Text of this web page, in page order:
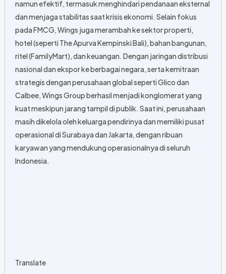
namun efektif, termasuk menghindari pendanaan eksternal
dan menjaga stabilitas saat krisis ekonomi. Selain fokus
pada FMCG, Wings juga merambah ke sektor properti,
hotel (seperti The Apurva Kempinski Bali), bahan bangunan,
ritel (FamilyMart), dan keuangan. Dengan jaringan distribusi
nasional dan ekspor ke berbagai negara, serta kemitraan
strategis dengan perusahaan global seperti Glico dan
Calbee, Wings Group berhasil menjadi konglomerat yang
kuat meskipun jarang tampil di publik. Saat ini, perusahaan
masih dikelola oleh keluarga pendirinya dan memiliki pusat
operasional di Surabaya dan Jakarta, dengan ribuan
karyawan yang mendukung operasionalnya di seluruh
Indonesia.
Translate